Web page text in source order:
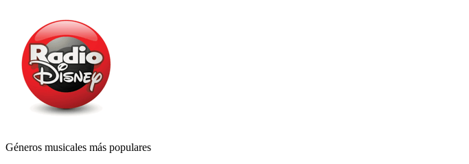
Géneros musicales más populares